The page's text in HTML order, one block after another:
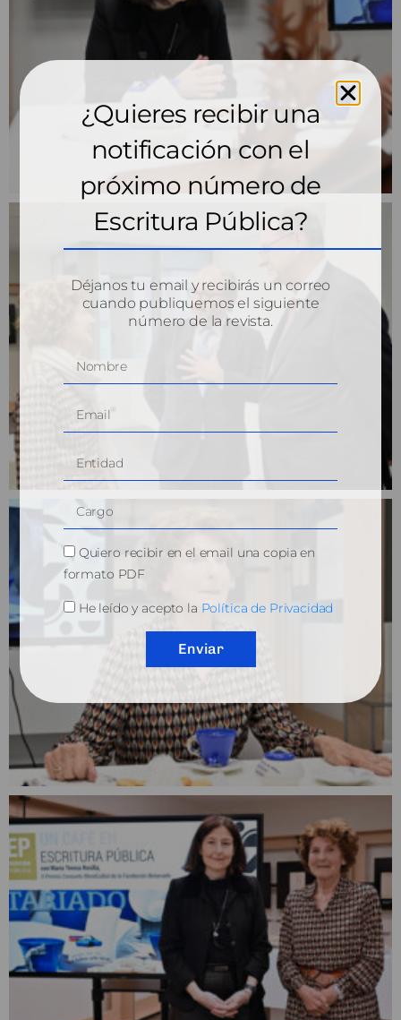
¿Quieres recibir una
notificación con el
próximo número de
Escritura Pública?
Déjanos tu email y recibirás un correo
cuando publiquemos el siguiente
número de la revista.
Quiero recibir en el email una copia en
formato PDF
He leído y acepto la Política de Privacidad
Enviar